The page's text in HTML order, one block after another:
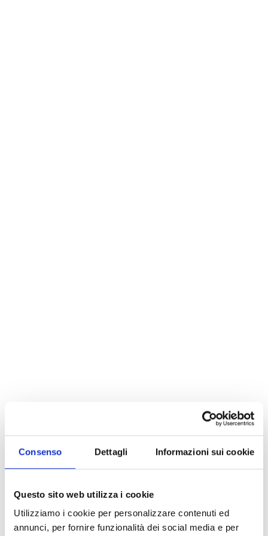
Consenso Dettagli Informazioni sui cookie
Questo sito web utilizza i cookie
Utilizziamo i cookie per personalizzare contenuti ed
annunci, per fornire funzionalità dei social media e per